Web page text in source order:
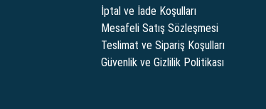
İptal ve İade Koşulları
Mesafeli Satış Sözleşmesi
Teslimat ve Sipariş Koşulları
Güvenlik ve Gizlilik Politikası